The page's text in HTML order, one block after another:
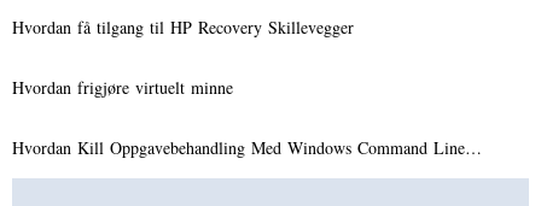
Hvordan få tilgang til HP Recovery Skillevegger
Hvordan frigjøre virtuelt minne
Hvordan Kill Oppgavebehandling Med Windows Command Line…